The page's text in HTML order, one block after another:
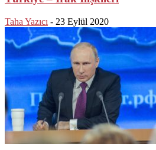
Taha Yazıcı - 23 Eylül 2020